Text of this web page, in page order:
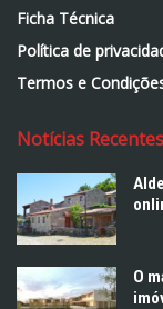
Ficha Técnica
Política de
Termos e
Notícias Recentes
O